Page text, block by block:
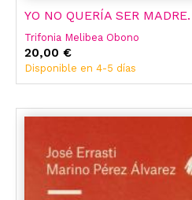
YO NO QUERÍA SER MADRE.
Trifonia Melibea Obono
20,00 €
Disponible en 4-5 días